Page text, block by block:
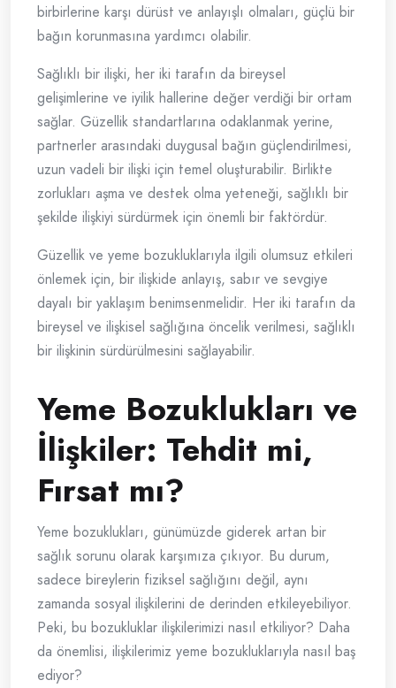
birbirlerine karşı dürüst ve anlayışlı olmaları, güçlü bir
bağın korunmasına yardımcı olabilir.
Sağlıklı bir ilişki, her iki tarafın da bireysel
gelişimlerine ve iyilik hallerine değer verdiği bir ortam
sağlar. Güzellik standartlarına odaklanmak yerine,
partnerler arasındaki duygusal bağın güçlendirilmesi,
uzun vadeli bir ilişki için temel oluşturabilir. Birlikte
zorlukları aşma ve destek olma yeteneği, sağlıklı bir
şekilde ilişkiyi sürdürmek için önemli bir faktördür.
Güzellik ve yeme bozukluklarıyla ilgili olumsuz etkileri
önlemek için, bir ilişkide anlayış, sabır ve sevgiye
dayalı bir yaklaşım benimsenmelidir. Her iki tarafın da
bireysel ve ilişkisel sağlığına öncelik verilmesi, sağlıklı
bir ilişkinin sürdürülmesini sağlayabilir.
Yeme Bozuklukları ve
İlişkiler: Tehdit mi,
Fırsat mı?
Yeme bozuklukları, günümüzde giderek artan bir
sağlık sorunu olarak karşımıza çıkıyor. Bu durum,
sadece bireylerin fiziksel sağlığını değil, aynı
zamanda sosyal ilişkilerini de derinden etkileyebiliyor.
Peki, bu bozukluklar ilişkilerimizi nasıl etkiliyor? Daha
da önemlisi, ilişkilerimiz yeme bozukluklarıyla nasıl baş
ediyor?